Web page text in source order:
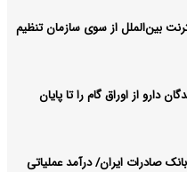
ضریب ۲.۷ برای اینترنت بین‌الملل از سوی سازمان تنظیم
دارو از اوراق گام را تا پایان
صادرات ایران/ درآمد عملیاتی